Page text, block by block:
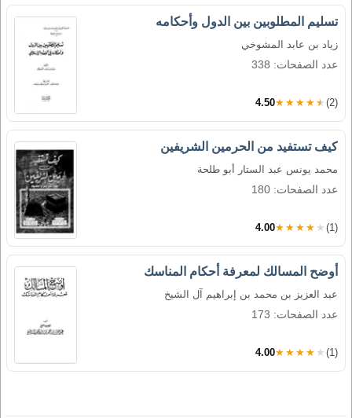
تسليم المطلوبين بين الدول وأحكامه
زياد بن عابد المشوخي
عدد الصفحات: 338
4.50★★★★★ (2)
كيف تستفيد من الحرمين الشريفين
محمد يونس عبد الستار أبو طلحة
عدد الصفحات: 180
4.00★★★★★ (1)
أوضح المسالك لمعرفة أحكام المناسك
عبد العزيز بن محمد بن إبراهيم آل الشيخ
عدد الصفحات: 173
4.00★★★★★ (1)